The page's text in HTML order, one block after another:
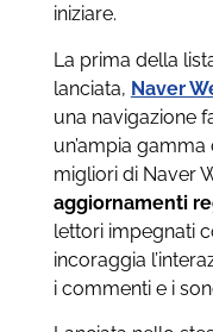
iniziare.
La prima della
lanciata, Naver
una navigazione
un’ampia
migliori di Naver
aggiornamenti
lettori impegnati
incoraggia
i commenti e i